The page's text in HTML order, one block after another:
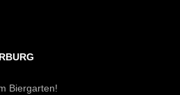
Biergarten!